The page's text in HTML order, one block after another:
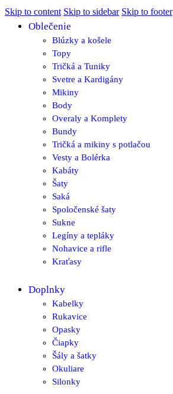
Skip to content Skip to sidebar Skip to footer
Oblečenie
Blúzky a košele
Topy
Tričká a Tuniky
Svetre a Kardigány
Mikiny
Body
Overaly a Komplety
Bundy
Tričká a mikiny s potlačou
Vesty a Bolérka
Kabáty
Šaty
Saká
Spoločenské šaty
Sukne
Legíny a tepláky
Nohavice a rifle
Kraťasy
Doplnky
Kabelky
Rukavice
Opasky
Čiapky
Šály a šatky
Okuliare
Silonky